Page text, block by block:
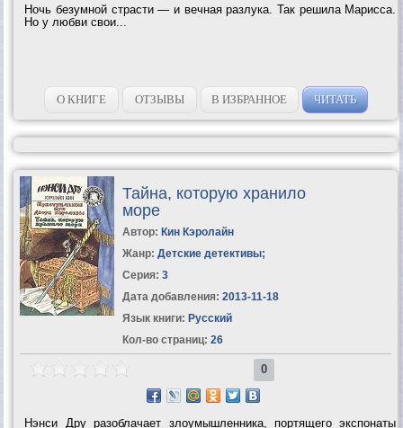
Ночь безумной страсти — и вечная разлука. Так решила Марисса.
Но у любви свои...
О КНИГЕ ОТЗЫВЫ В ИЗБРАННОЕ ЧИТАТЬ
Тайна, которую хранило
море
Автор: Кин Кэролайн
Жанр: Детские детективы;
Серия: 3
Дата добавления: 2013-11-18
Язык книги: Русский
Кол-во страниц: 26
0
Нэнси Дру разоблачает злоумышленника, портящего экспонаты